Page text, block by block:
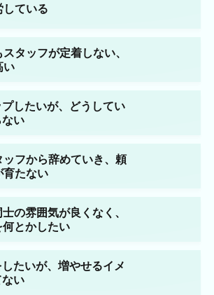
ている
タッフが定着しない、
い
したいが、どうしてい
い
ッフから辞めていき、頼
育たない
の雰囲気が良くなく、
とかしたい
たいが、増やせるイメ
い